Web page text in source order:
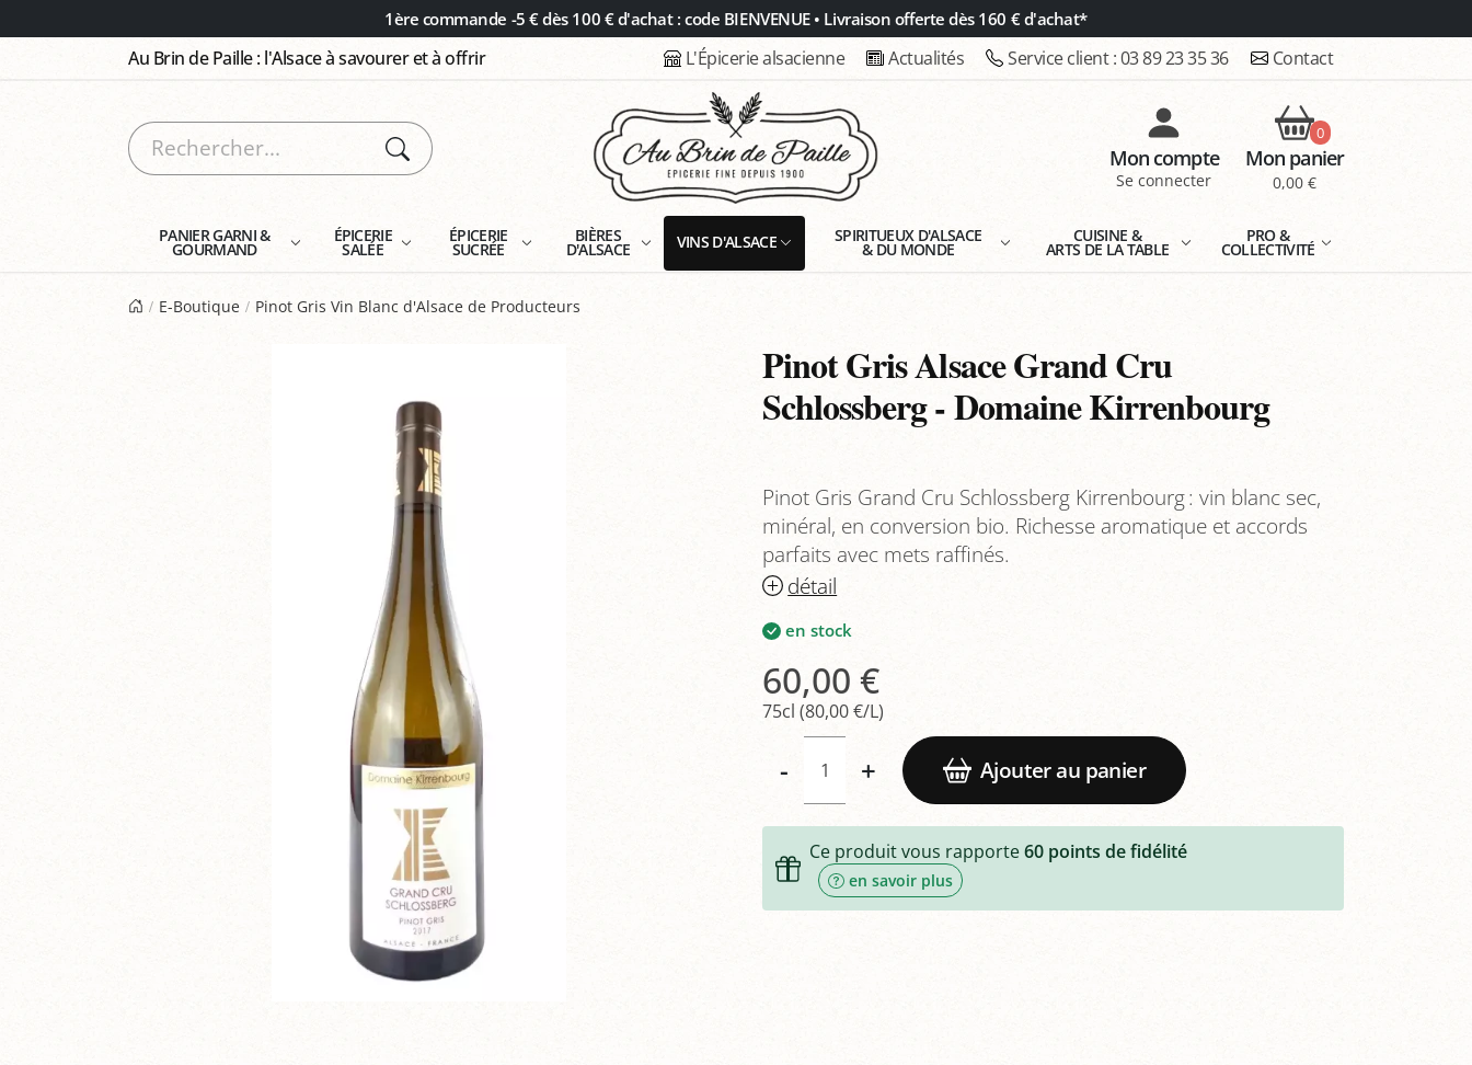
1ère commande -5 € dès 100 € d'achat : code BIENVENUE • Livraison offerte dès 160 € d'achat*
Au Brin de Paille : l'Alsace à savourer et à offrir L'Épicerie alsacienne Actualités Service client :03 89 23 35 36 Contact
Mon compte
Se connecter
0
Mon panier
0,00 €
PANIER GARNI &
GOURMAND
ÉPICERIE
SALÉE
ÉPICERIE
SUCRÉE
BIÈRES
D'ALSACE VINS D'ALSACE SPIRITUEUX D'ALSACE
& DU MONDE
CUISINE &
ARTS DE LA TABLE
PRO &
COLLECTIVITÉ
E-Boutique Pinot Gris Vin Blanc d'Alsace de Producteurs
Pinot Gris Alsace Grand Cru
Schlossberg - Domaine Kirrenbourg
Pinot Gris Grand Cru Schlossberg Kirrenbourg : vin blanc sec,
minéral, en conversion bio. Richesse aromatique et accords
parfaits avec mets raffinés.
détail
en stock
60,00 €
75cl (80,00 €/L)
- + Ajouter au panier
Ce produit vous rapporte60 points de fidélité
en savoir plus